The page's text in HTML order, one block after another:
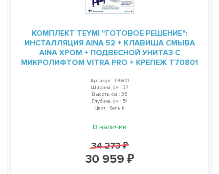
КОМПЛЕКТ TEYMI "ГОТОВОЕ РЕШЕНИЕ":
ИНСТАЛЛЯЦИЯ AINA 52 + КЛАВИША СМЫВА
AINA ХРОМ + ПОДВЕСНОЙ УНИТАЗ С
МИКРОЛИФТОМ VITRA PRO + КРЕПЕЖ T70801
Артикул : T70801
Ширина, см : 37
Высота, см : 35
Глубина, см : 51
Цвет : Белый
В наличии
34 273 ₽
30 959 ₽